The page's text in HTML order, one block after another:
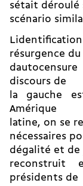
sétait
scénario
résurgence
discours de
la gauche
Amérique
latine, on se
nécessaires
dégalité et
reconstruit
présidents de